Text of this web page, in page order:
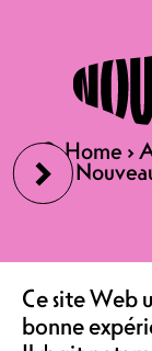
›
🔍Home ›
🔍Home ›
Le
LE
Ce site Web
bonne